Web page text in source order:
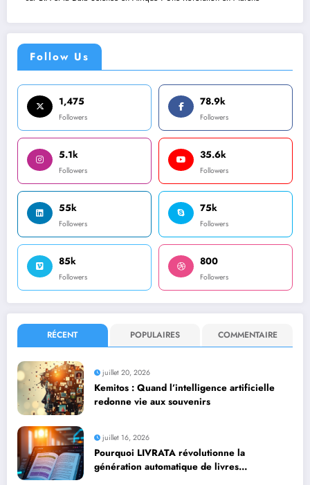
Follow Us
1,475
Followers
78.9k
Followers
5.1k
Followers
35.6k
Followers
55k
Followers
75k
Followers
85k
Followers
800
Followers
RÉCENT POPULAIRES COMMENTAIRE
juillet 20, 2026
Kemitos : Quand l’intelligence artificielle
redonne vie aux souvenirs
juillet 16, 2026
Pourquoi LIVRATA révolutionne la
génération automatique de livres